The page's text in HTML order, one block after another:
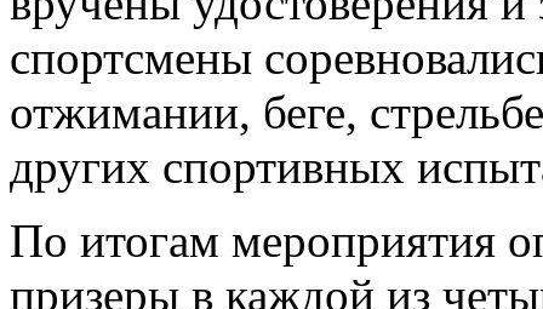
спортсмены
отжимании, беге,
других спортивных
По итогам мероприятия
призеры в каждой из